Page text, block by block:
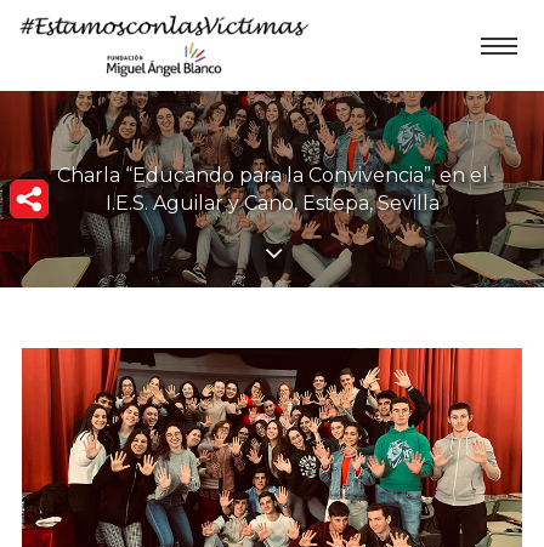
Charla “Educando para la Convivencia”, en el
I.E.S. Aguilar y Cano, Estepa, Sevilla